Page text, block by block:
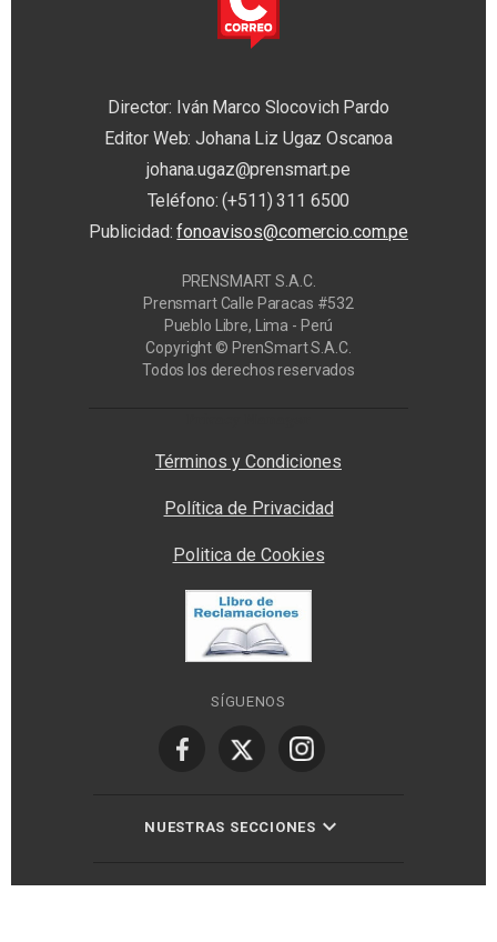
Director: Iván Marco Slocovich Pardo
Editor Web: Johana Liz Ugaz Oscanoa
johana.ugaz@prensmart.pe
Teléfono: (+511) 311 6500
Publicidad:fonoavisos@comercio.com.pe
PRENSMART S.A.C.
Prensmart Calle Paracas #532
Pueblo Libre, Lima - Perú
Copyright © PrenSmart S.A.C.
Todos los derechos reservados
Términos y Condiciones
Política de Privacidad
Politica de Cookies
SÍGUENOS
NUESTRAS SECCIONES